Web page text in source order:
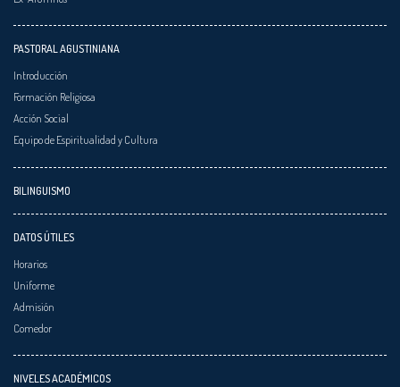
PASTORAL AGUSTINIANA
Introducción
Formación Religiosa
Acción Social
Equipo de Espiritualidad y Cultura
BILINGUISMO
DATOS ÚTILES
Horarios
Uniforme
Admisión
Comedor
NIVELES ACADÉMICOS